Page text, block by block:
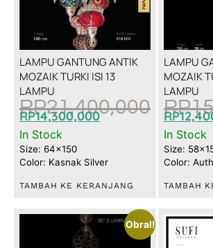
LAMPU GANTUNG ANTIK
MOZAIK TURKI ISI 13
LAMPU
RP21,400,000
RP14,300,000
In Stock
Size: 64x150
Color: Kasnak Silver
TAMBAH KE KERANJANG
LAMPU
MOZAIK
LAMPU
RP
RP
In Stock
Size:
Color:
TAMBAH
Obral!